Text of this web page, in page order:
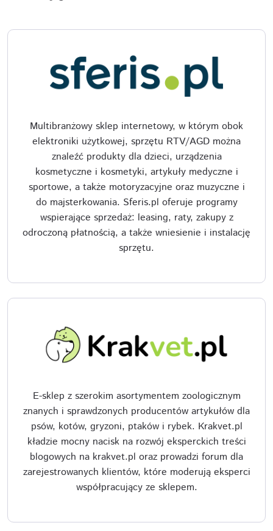
Multibranżowy sklep internetowy, w którym obok
elektroniki użytkowej, sprzętu RTV/AGD można
znaleźć produkty dla dzieci, urządzenia
kosmetyczne i kosmetyki, artykuły medyczne i
sportowe, a także motoryzacyjne oraz muzyczne i
do majsterkowania. Sferis.pl oferuje programy
wspierające sprzedaż: leasing, raty, zakupy z
odroczoną płatnością, a także wniesienie i instalację
sprzętu.
E-sklep z szerokim asortymentem zoologicznym
znanych i sprawdzonych producentów artykułów dla
psów, kotów, gryzoni, ptaków i rybek. Krakvet.pl
kładzie mocny nacisk na rozwój eksperckich treści
blogowych na krakvet.pl oraz prowadzi forum dla
zarejestrowanych klientów, które moderują eksperci
współpracujący ze sklepem.